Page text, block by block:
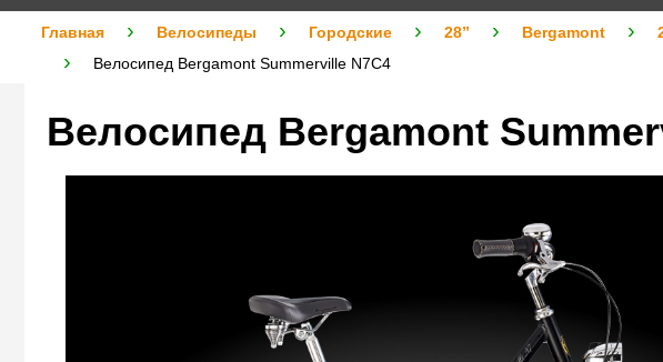
Главная Велосипеды Городские 28” Bergamont
Велосипед Bergamont Summerville N7C4
Велосипед Bergamont